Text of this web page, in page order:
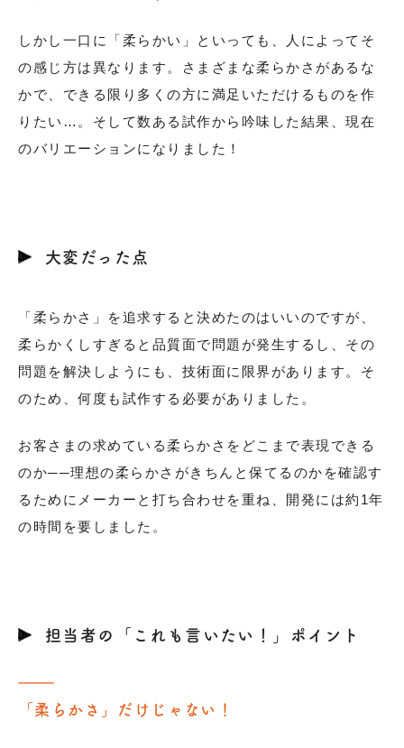
しかし一口に「柔らかい」といっても、人によってそ
の感じ方は異なります。さまざまな柔らかさがあるな
かで、できる限り多くの方に満足いただけるものを作
りたい…。そして数ある試作から吟味した結果、現在
のバリエーションになりました！
大変だった点
「柔らかさ」を追求すると決めたのはいいのですが、
柔らかくしすぎると品質面で問題が発生するし、その
問題を解決しようにも、技術面に限界があります。そ
のため、何度も試作する必要がありました。
お客さまの求めている柔らかさをどこまで表現できる
のか──理想の柔らかさがきちんと保てるのかを確認す
るためにメーカーと打ち合わせを重ね、開発には約1年
の時間を要しました。
担当者の「これも言いたい！」ポイント
「柔らかさ」だけじゃない！